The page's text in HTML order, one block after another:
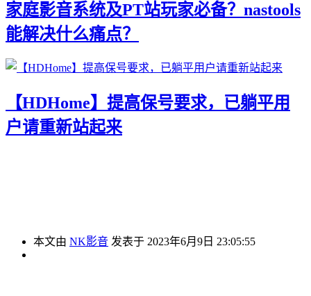
家庭影音系统及PT站玩家必备？nastools
能解决什么痛点？
【HDHome】提高保号要求，已躺平用
户请重新站起来
本文由 NK影音 发表于 2023年6月9日 23:05:55